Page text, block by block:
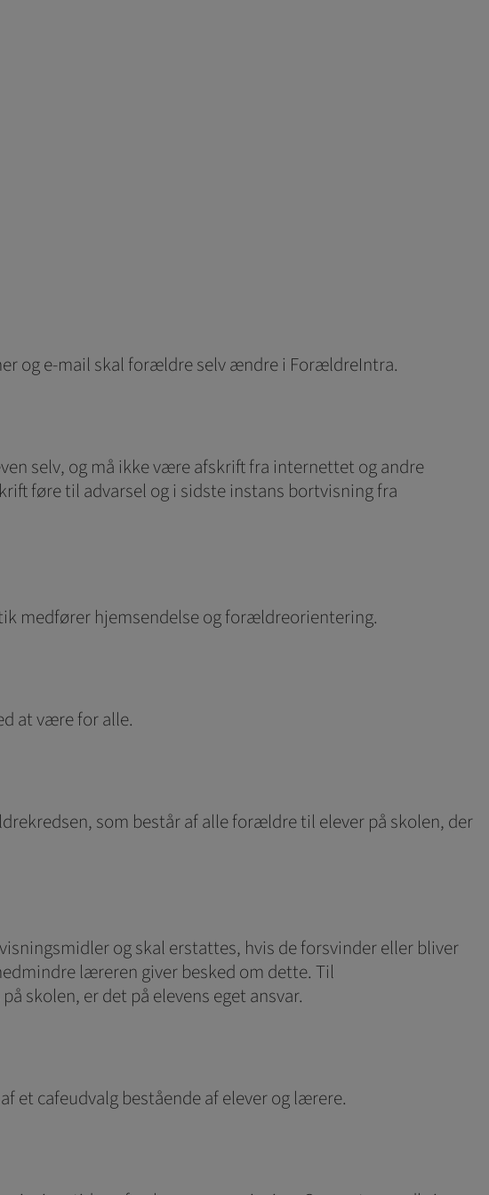
og e-mail skal forældre selv ændre i ForældreIntra.
selv, og må ikke være afskrift fra internettet og andre
føre til advarsel og i sidste instans bortvisning fra
medfører hjemsendelse og forældreorientering.
at være for alle.
som består af alle forældre til elever på skolen, der
og skal erstattes, hvis de forsvinder eller bliver
læreren giver besked om dette. Til
skolen, er det på elevens eget ansvar.
et cafeudvalg bestående af elever og lærere.